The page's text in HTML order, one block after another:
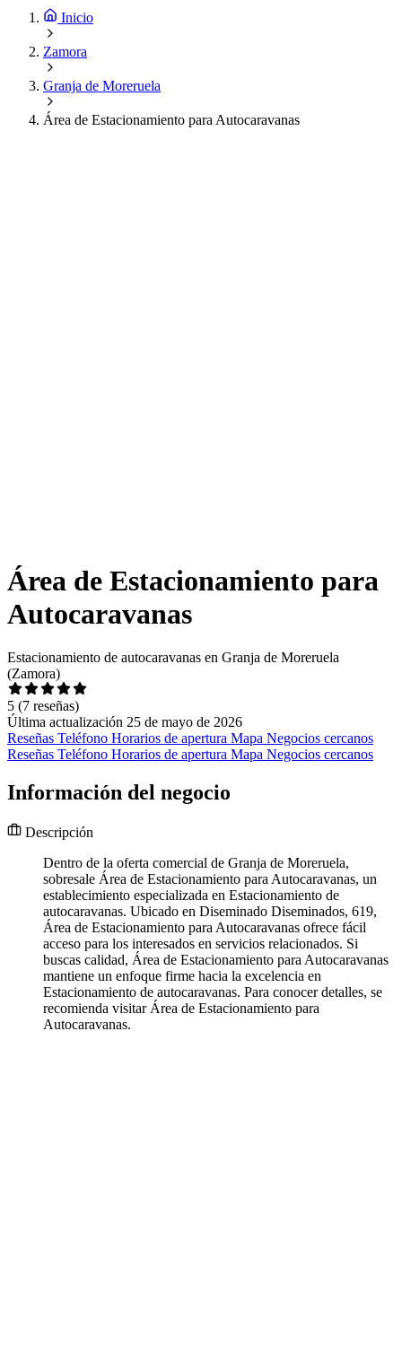
Inicio
Zamora
Granja de Moreruela
Área de Estacionamiento para Autocaravanas
Área de Estacionamiento para
Autocaravanas
Estacionamiento de autocaravanas en Granja de Moreruela
(Zamora)
5 (7 reseñas)
Última actualización 25 de mayo de 2026
Reseñas Teléfono Horarios de apertura Mapa Negocios cercanos
Reseñas Teléfono Horarios de apertura Mapa Negocios cercanos
Información del negocio
Descripción
Dentro de la oferta comercial de Granja de Moreruela,
sobresale Área de Estacionamiento para Autocaravanas, un
establecimiento especializada en Estacionamiento de
autocaravanas. Ubicado en Diseminado Diseminados, 619,
Área de Estacionamiento para Autocaravanas ofrece fácil
acceso para los interesados en servicios relacionados. Si
buscas calidad, Área de Estacionamiento para Autocaravanas
mantiene un enfoque firme hacia la excelencia en
Estacionamiento de autocaravanas. Para conocer detalles, se
recomienda visitar Área de Estacionamiento para
Autocaravanas.